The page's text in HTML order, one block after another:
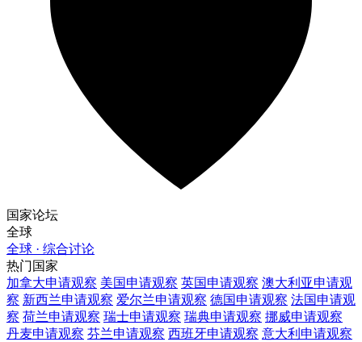
国家论坛
全球
全球 · 综合讨论
热门国家
加拿大申请观察 美国申请观察 英国申请观察 澳大利亚申请观
察 新西兰申请观察 爱尔兰申请观察 德国申请观察 法国申请观
察 荷兰申请观察 瑞士申请观察 瑞典申请观察 挪威申请观察
丹麦申请观察 芬兰申请观察 西班牙申请观察 意大利 申请观察